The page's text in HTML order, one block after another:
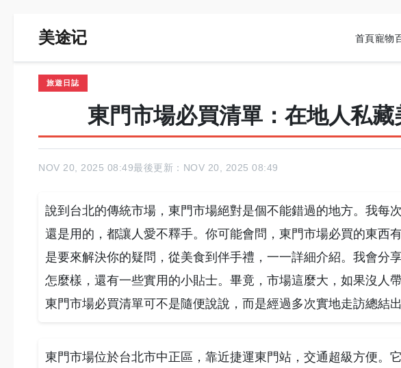
美途记 首頁寵物
旅遊日誌
東門市場必買清單：在地人私
NOV 20, 2025 08:49最後更新：NOV 20, 2025 08:49
說到台北的傳統市場，東門市場絕對是個不能錯過的地方。我每
還是用的，都讓人愛不釋手。你可能會問，東門市場必買的東西
是要來解決你的疑問，從美食到伴手禮，一一詳細介紹。我會分
怎麼樣，還有一些實用的小貼士。畢竟，市場這麼大，如果沒人
東門市場必買清單可不是隨便說說，而是經過多次實地走訪總結出
東門市場位於台北市中正區，靠近捷運東門站，交通超級方便。